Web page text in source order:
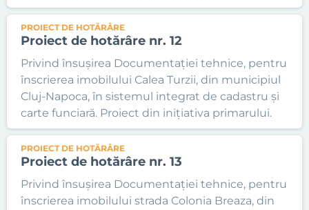
PROIECT DE HOTĂRÂRE
Proiect de hotărâre nr. 12
Privind însușirea Documentației tehnice, pentru
înscrierea imobilului Calea Turzii, din municipiul
Cluj-Napoca, în sistemul integrat de cadastru și
carte funciară. Proiect din inițiativa primarului.
PROIECT DE HOTĂRÂRE
Proiect de hotărâre nr. 13
Privind însușirea Documentației tehnice, pentru
înscrierea imobilului strada Colonia Breaza, din